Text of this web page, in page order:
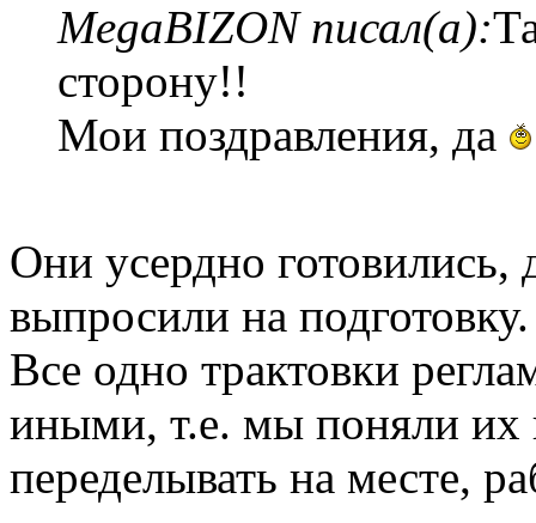
MegaBIZON писал(а):
сторону!!
Мои поздравления, да
Они усердно
выпросили на подготовку.
Все одно трактовки
иными, т.е. мы поняли их
переделывать на месте,